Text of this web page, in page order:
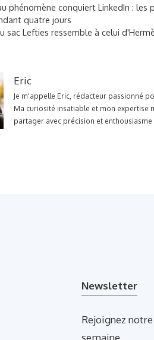
phénomène conquiert LinkedIn :
quatre jours
sac Lefties ressemble à celui
Eric
Je m'appelle Eric, rédacteur passionné
Ma curiosité insatiable et mon expertise
partager avec précision et
Newsletter
Rejoignez
semaine